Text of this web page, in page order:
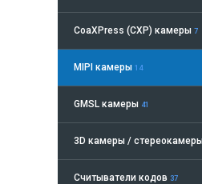
CoaXPress (CXP) камеры 7
MIPI камеры 14
GMSL камеры 41
3D камеры / стереокамеры
Считыватели кодов 37